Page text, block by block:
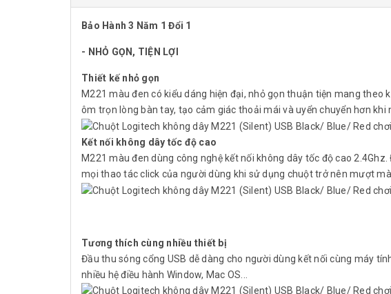
Bảo Hành 3 Năm 1 Đổi 1
- NHỎ GỌN, TIỆN LỢI
Thiết kế nhỏ gọn
M221 màu đen có kiểu dáng hiện đại, nhỏ gọn thuận tiện mang theo
ôm trọn lòng bàn tay, tạo cảm giác thoải mái và uyển chuyển hơn khi
Kết nối không dây tốc độ cao
M221 màu đen dùng công nghệ kết nối không dây tốc độ cao
mọi thao tác click của người dùng khi sử dụng chuột trở nên mượt
Tương thích cùng nhiều thiết bị
Đầu thu sóng cổng USB dễ dàng cho người dùng kết nối cùng máy
nhiều hệ điều hành Window, Mac OS...